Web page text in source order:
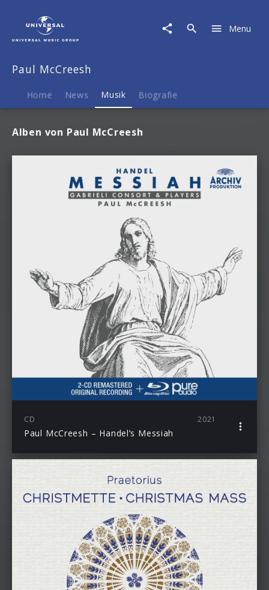
McCreesh
Musik
Menu
Paul McCreesh
Home News Musik Biografie
Alben von Paul McCreesh
CD 2021
Paul McCreesh – Handel’s Messiah